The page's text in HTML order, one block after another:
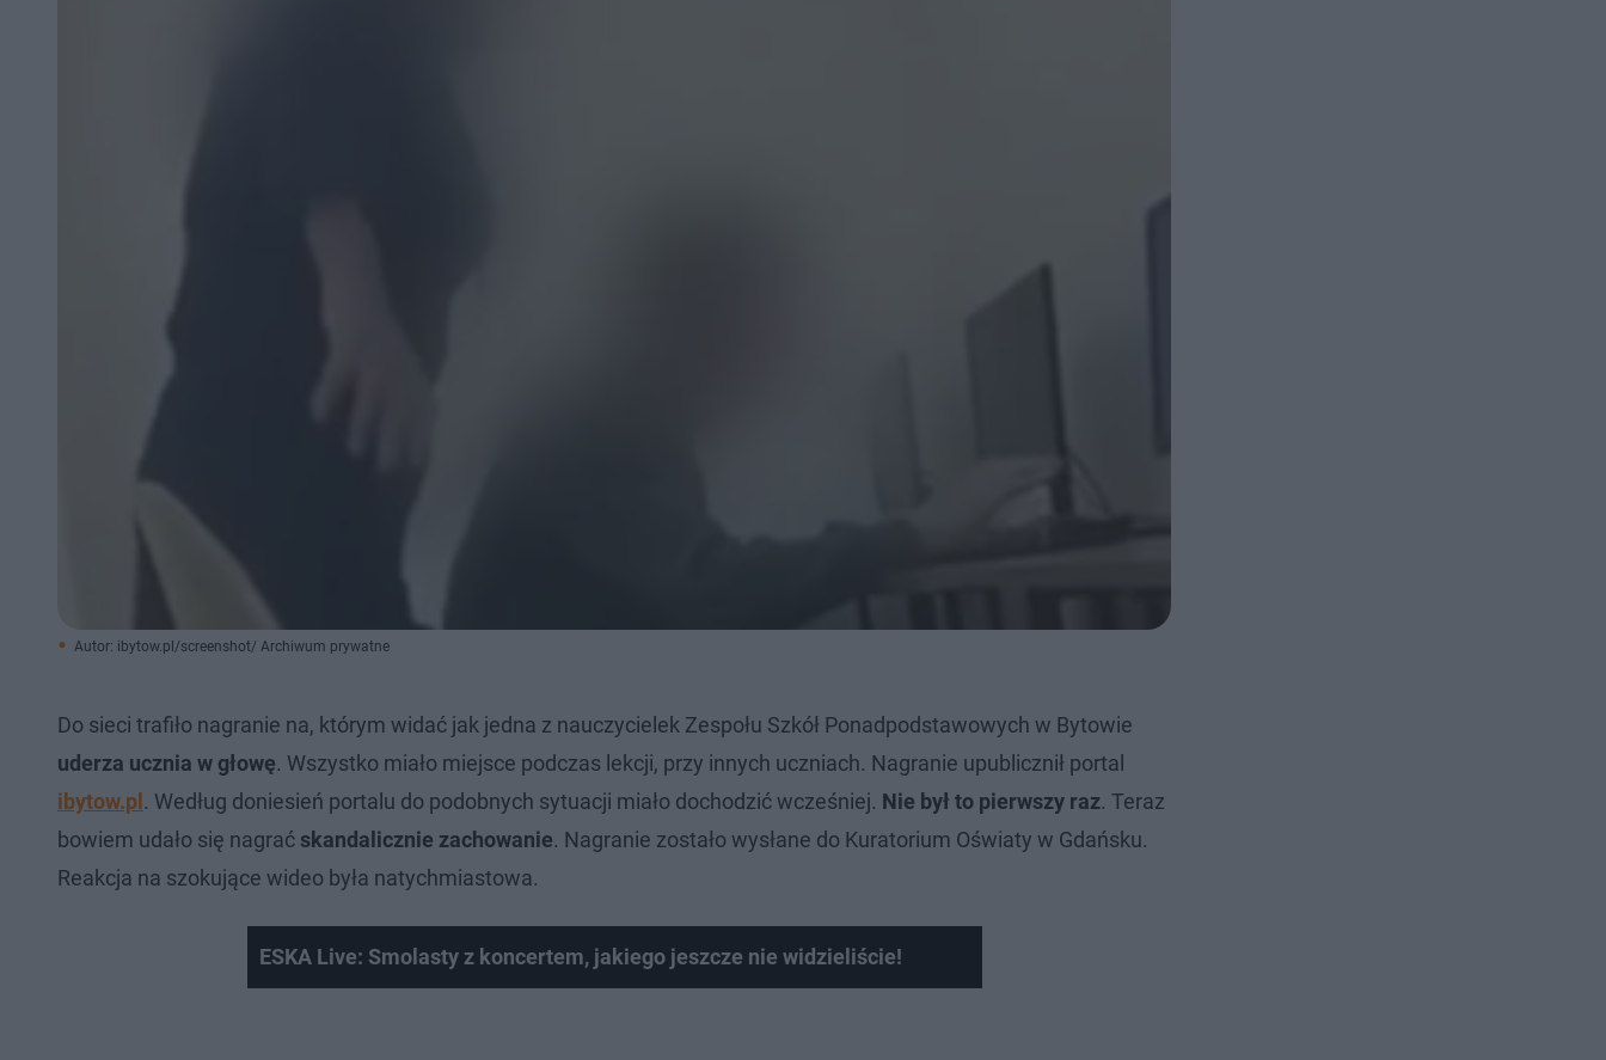
Autor: ibytow.pl/screenshot/ Archiwum prywatne
Do sieci trafiło nagranie na, którym widać jak jedna z nauczycielek Zespołu Szkół Ponadpodstawowych w Bytowie
uderza ucznia w głowę. Wszystko miało miejsce podczas lekcji, przy innych uczniach. Nagranie upublicznił portal
ibytow.pl . Według doniesień portalu do podobnych sytuacji miało dochodzić wcześniej. Nie był to pierwszy raz. Teraz
bowiem udało się nagrać skandalicznie zachowanie. Nagranie zostało wysłane do Kuratorium Oświaty w Gdańsku.
Reakcja na szokujące wideo była natychmiastowa.
ESKA Live: Smolasty z koncertem, jakiego jeszcze nie widzieliście!